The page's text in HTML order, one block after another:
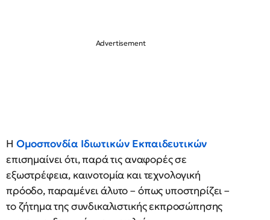
Η Ομοσπονδία Ιδιωτικών Εκπαιδευτικών
επισημαίνει ότι, παρά τις αναφορές σε
εξωστρέφεια, καινοτομία και τεχνολογική
πρόοδο, παραμένει άλυτο – όπως υποστηρίζει –
το ζήτημα της συνδικαλιστικής εκπροσώπησης